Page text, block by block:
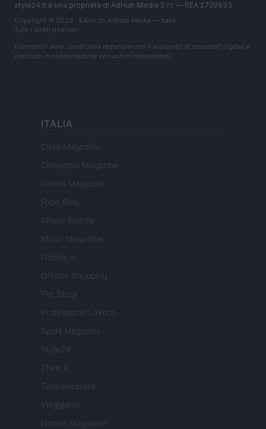
style24.it è una proprietà di AdHub Media S.r.l. — REA 2729933
Copyright © 2026 · Edito da AdHub Media — Italia
Tutti i diritti riservati
I contenuti sono curati dalla redazione con il supporto di strumenti digitali e
realizzati in collaborazione con autori indipendenti.
ITALIA
Casa Magazine
Cineverse Magazine
Donne Magazine
Food Blog
Milano Notizie
Motor Magazine
Notizie.it
Offerte Shopping
Pet Story
Professione Lavoro
Sport Magazine
Style24
Think.it
Tuobenessere
Viaggiamo
Nonne Magazine